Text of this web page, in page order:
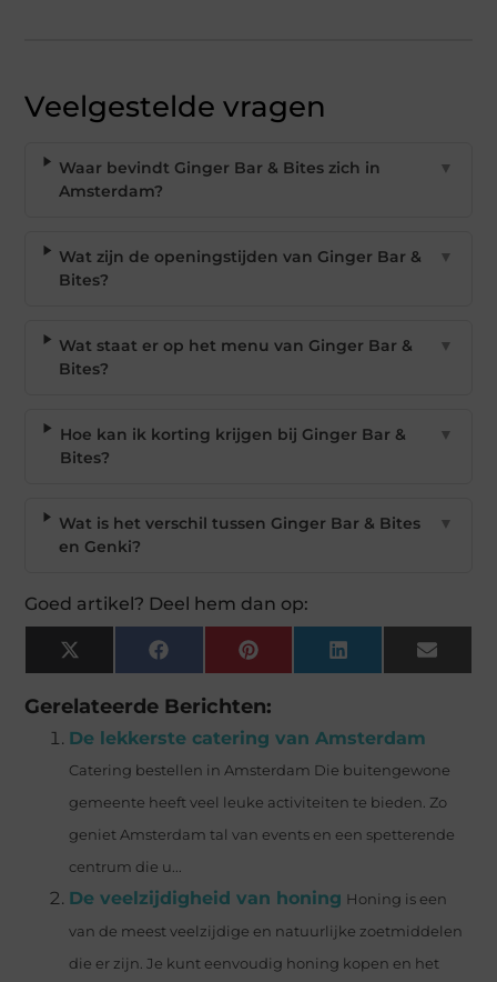
Veelgestelde vragen
Waar bevindt Ginger Bar & Bites zich in
Amsterdam?
▼
Wat zijn de openingstijden van Ginger Bar &
Bites?
▼
Wat staat er op het menu van Ginger Bar &
Bites?
▼
Hoe kan ik korting krijgen bij Ginger Bar &
Bites?
▼
Wat is het verschil tussen Ginger Bar & Bites
en Genki?
▼
Goed artikel? Deel hem dan op:
X
(Twitter)
Facebook Pinterest LinkedIn Email
Gerelateerde Berichten:
De lekkerste catering van Amsterdam
Catering bestellen in Amsterdam Die buitengewone
gemeente heeft veel leuke activiteiten te bieden. Zo
geniet Amsterdam tal van events en een spetterende
centrum die u...
De veelzijdigheid van honing Honing is een
van de meest veelzijdige en natuurlijke zoetmiddelen
die er zijn. Je kunt eenvoudig honing kopen en het